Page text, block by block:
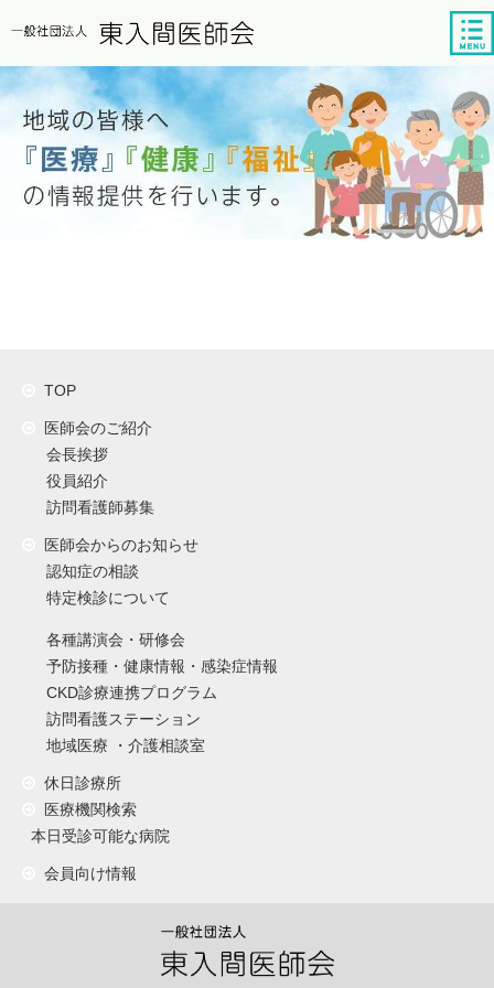
TOP
医師会のご紹介
会長挨拶
役員紹介
訪問看護師募集
医師会からのお知らせ
認知症の相談
特定検診について
各種講演会・研修会
予防接種・健康情報・感染症情報
CKD診療連携プログラム
訪問看護ステーション
地域医療 ・介護相談室
休日診療所
医療機関検索
本日受診可能な病院
会員向け情報